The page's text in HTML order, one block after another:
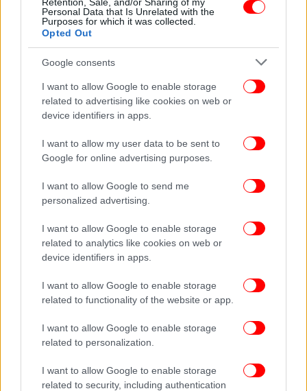
Personal Data that Is Unrelated with the
Purposes for which it was collected.
Opted Out
Google consents
I want to allow Google to enable storage
related to advertising like cookies on web or
device identifiers in apps.
I want to allow my user data to be sent to
Google for online advertising purposes.
I want to allow Google to send me
personalized advertising.
I want to allow Google to enable storage
related to analytics like cookies on web or
device identifiers in apps.
I want to allow Google to enable storage
related to functionality of the website or app.
I want to allow Google to enable storage
related to personalization.
I want to allow Google to enable storage
related to security, including authentication
Ερρίκος Ντυνάν: «Μένουμε ασφαλείς - Μένουμε
υγιείς» με 50% έκπτωση σε όλα τα check up
ΚΟΣΜΟΣ 17/11/2019 09:27
Σε «μυστικό» ιατρικό τσεκ απ υπεβλήθη ο
Ντόναλντ Τραμπ -Τι απαντά ο Λευκός Οίκος